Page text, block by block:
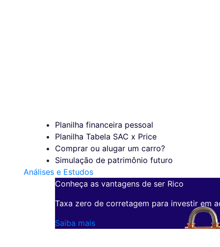
Planilha financeira pessoal
Planilha Tabela SAC x Price
Comprar ou alugar um carro?
Simulação de patrimônio futuro
Análises e Estudos
Conheça as vantagens de ser Rico
Taxa zero de corretagem para investir em
Saiba mais